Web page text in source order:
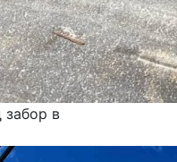
забор в